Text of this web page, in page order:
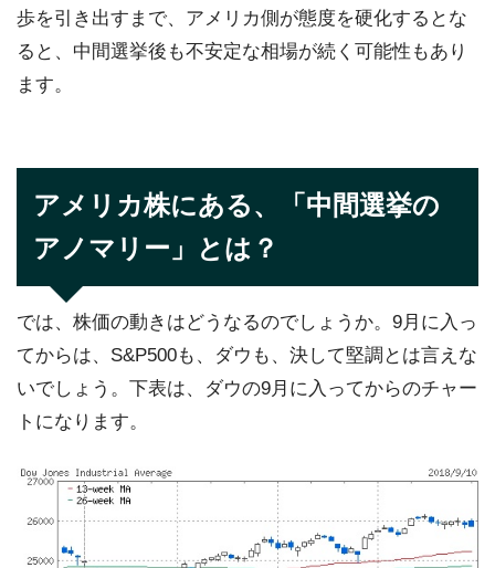
歩を引き出すまで、アメリカ側が態度を硬化するとな
ると、中間選挙後も不安定な相場が続く可能性もあり
ます。
アメリカ株にある、「中間選挙の
アノマリー」とは？
では、株価の動きはどうなるのでしょうか。9月に入っ
てからは、S&P500も、ダウも、決して堅調とは言えな
いでしょう。下表は、ダウの9月に入ってからのチャー
トになります。